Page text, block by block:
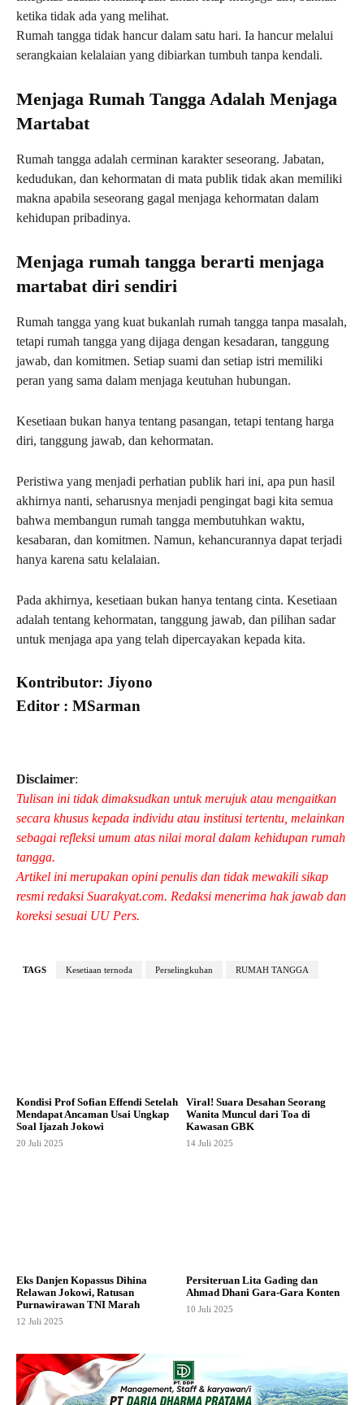
ketika tidak ada yang melihat.
Rumah tangga tidak hancur dalam satu hari. Ia hancur melalui
serangkaian kelalaian yang dibiarkan tumbuh tanpa kendali.
Menjaga Rumah Tangga Adalah Menjaga
Martabat
Rumah tangga adalah cerminan karakter seseorang. Jabatan,
kedudukan, dan kehormatan di mata publik tidak akan memiliki
makna apabila seseorang gagal menjaga kehormatan dalam
kehidupan pribadinya.
Menjaga rumah tangga berarti menjaga
martabat diri sendiri
Rumah tangga yang kuat bukanlah rumah tangga tanpa masalah,
tetapi rumah tangga yang dijaga dengan kesadaran, tanggung
jawab, dan komitmen. Setiap suami dan setiap istri memiliki
peran yang sama dalam menjaga keutuhan hubungan.
Kesetiaan bukan hanya tentang pasangan, tetapi tentang harga
diri, tanggung jawab, dan kehormatan.
Peristiwa yang menjadi perhatian publik hari ini, apa pun hasil
akhirnya nanti, seharusnya menjadi pengingat bagi kita semua
bahwa membangun rumah tangga membutuhkan waktu,
kesabaran, dan komitmen. Namun, kehancurannya dapat terjadi
hanya karena satu kelalaian.
Pada akhirnya, kesetiaan bukan hanya tentang cinta. Kesetiaan
adalah tentang kehormatan, tanggung jawab, dan pilihan sadar
untuk menjaga apa yang telah dipercayakan kepada kita.
Kontributor: Jiyono
Editor : MSarman
Disclaimer:
Tulisan ini tidak dimaksudkan untuk merujuk atau mengaitkan
secara khusus kepada individu atau institusi tertentu, melainkan
sebagai refleksi umum atas nilai moral dalam kehidupan rumah
tangga.
Artikel ini merupakan opini penulis dan tidak mewakili sikap
resmi redaksi Suarakyat.com. Redaksi menerima hak jawab dan
koreksi sesuai UU Pers.
TAGS Kesetiaan ternoda Perselingkuhan RUMAH TANGGA
Kondisi Prof Sofian Effendi Setelah
Mendapat Ancaman Usai Ungkap
Soal Ijazah Jokowi
20 Juli 2025
Viral! Suara Desahan Seorang
Wanita Muncul dari Toa di
Kawasan GBK
14 Juli 2025
Eks Danjen Kopassus Dihina
Relawan Jokowi, Ratusan
Purnawirawan TNI Marah
12 Juli 2025
Persiteruan Lita Gading dan
Ahmad Dhani Gara-Gara Konten
10 Juli 2025